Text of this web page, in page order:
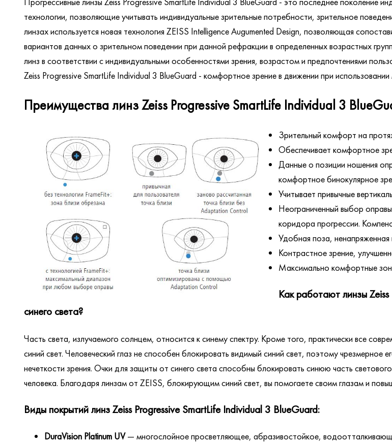
технологии, позволяющие учитывать индивидуальные зрительные потребности, зрительное
линзах используется новая технология ZEISS Intelligence Augumented Design, позволяющая
вариантов данных о зрительном поведении при данной рефракции в определенных возрастных
линз в соответствии с индивидуальными особенностями зрения, возрастом и предпочтениями
Zeiss Progressive SmartLife Individual 3 BlueGuard - комфортное зрение в движении при
Преимущества линз Zeiss Progressive SmartLife Individual 3
Зрительный комфорт на
Обеспечивает комфортное
Данные о позиции ношения
комфортное бинокулярное
Учитывает привычные
Неограниченный выбор
коридора прогрессии.
Удобная поза,
Контрастное зрение,
Максимально комфортные
Как работают линзы
синего света?
Часть света, излучаемого солнцем, относится к синему спектру. Кроме того, практически все
синий свет. Человеческий глаз не способен блокировать видимый синий свет, поэтому
нечеткости зрения. Очки для защиты от синего света способны блокировать синюю часть
человека. Благодаря линзам от ZEISS, блокирующим синий свет, вы помогаете своим глазам и
Виды покрытий линз Zeiss Progressive SmartLife Individual 3 BlueGuard:
DuraVision Platinum UV— многослойное просветляющее, абразивостойкое,